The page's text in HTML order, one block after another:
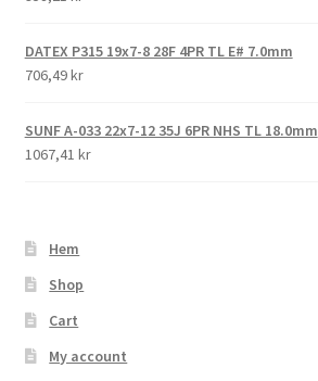
DATEX P315 19x7-8 28F 4PR TL E# 7.0mm
706,49 kr
SUNF A-033 22x7-12 35J 6PR NHS TL 18.0mm
1067,41 kr
Hem
Shop
Cart
My account